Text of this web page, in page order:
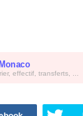
Monaco
effectif, transferts, ...